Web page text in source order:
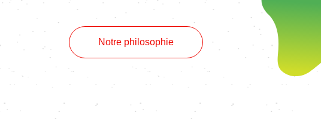
Notre philosophie